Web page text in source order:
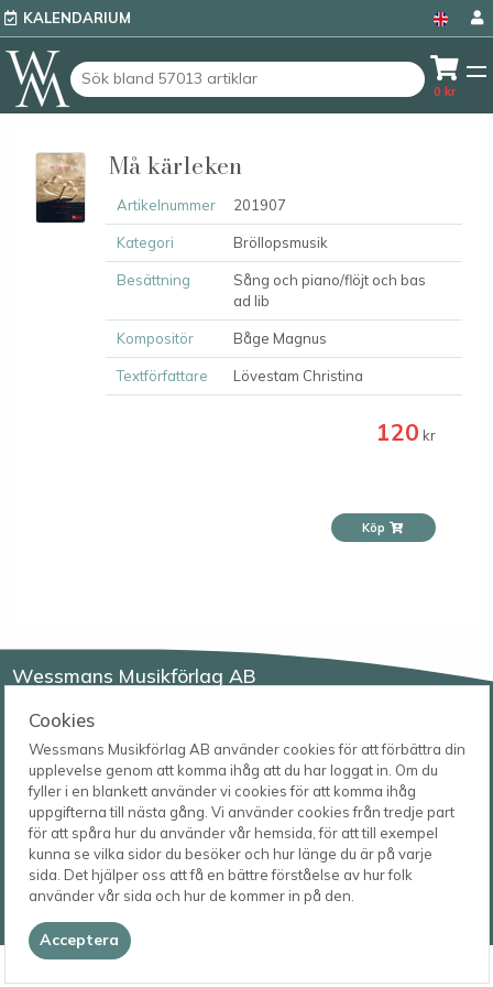
KALENDARIUM
0 kr
Cookies
Wessmans Musikförlag AB använder cookies för att förbättra din
upplevelse genom att komma ihåg att du har loggat in. Om du
fyller i en blankett använder vi cookies för att komma ihåg
uppgifterna till nästa gång. Vi använder cookies från tredje part
för att spåra hur du använder vår hemsida, för att till exempel
kunna se vilka sidor du besöker och hur länge du är på varje
sida. Det hjälper oss att få en bättre förståelse av hur folk
använder vår sida och hur de kommer in på den.
Acceptera
Må kärleken
Artikelnummer 201907
Kategori Bröllopsmusik
Besättning
Sång och piano/flöjt och bas
ad lib
Kompositör Båge Magnus
Textförfattare Lövestam Christina
120 kr
Köp
Wessmans Musikförlag AB
Leverans- och besöksadress
621 41 VISBY
Postadress
Box 1253
621 23 VISBY
Telefon
0498-22 61 32
E-post
order@wessmans.com
© 2026
Wessmans Musikförlag AB